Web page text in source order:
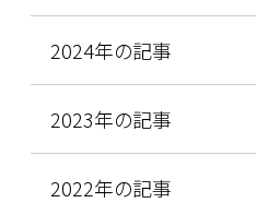
2024年の記事
2023年の記事
2022年の記事